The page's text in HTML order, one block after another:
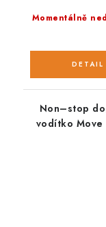
Momentálně
Non–stop
vodítko Move